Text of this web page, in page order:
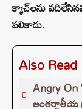
క్యాచ్‌లను
పలికాడు.
Also Read
Angry On
అంతర్జాతీయ